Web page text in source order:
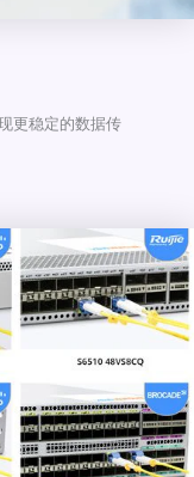
更稳定的数据传